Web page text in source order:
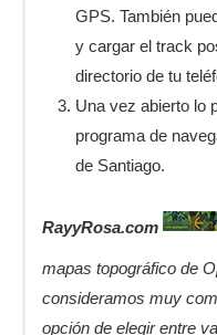
GPS. También
y cargar el track
directorio de tu
Una vez abierto lo
programa de
de Santiago.
RayyRosa.com
mapas topográfico de
consideramos muy
opción de elegir entre